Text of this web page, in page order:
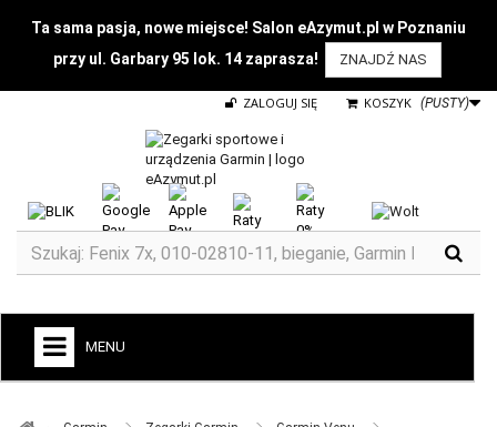
Ta sama pasja, nowe miejsce! Salon eAzymut.pl w Poznaniu
przy ul. Garbary 95 lok. 14 zaprasza!
ZNAJDŹ NAS
KOSZYK (PUSTY)
ZALOGUJ SIĘ
MENU